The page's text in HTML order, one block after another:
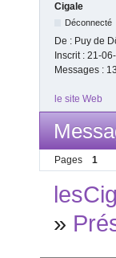
Cigale
Déconnecté
De : Puy de
Inscrit : 21-
Messages : 13
le site Web
Pages 1
»